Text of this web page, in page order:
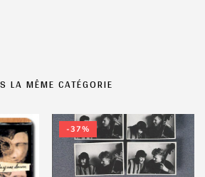
LA MÊME CATÉGORIE
-37%